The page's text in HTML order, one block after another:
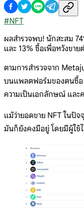
#NFT
ผลสำรวจพบ! นักสะสม
และ 13% ซื้อเพื่อหวังขาย
ตามการสำรวจจาก
บนแพลตฟอร์มของตนซื้อ
ความเป็นเอกลักษณ์ และ
แม้ว่ายอดขาย NFT ในปั
มันก็ยังคงมีอยู่ โดยมีผู้ใช้